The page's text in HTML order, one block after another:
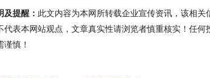
及提醒： 此文内容为本网所转载企业宣传资讯，该相关
代表本网站观点，文章真实性请浏览者慎重核实！任何
谨慎！